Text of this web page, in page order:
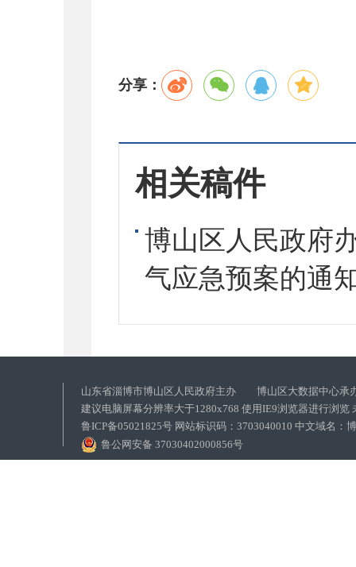
分享：
相关稿件
博山区人民政府
气应急预案的通
山东省淄博市博山区人民政府主办 博山区大数据中心承
建议电脑屏幕分辨率大于1280x768 使用IE9浏览器进行浏览
鲁ICP备05021825号 网站标识码：3703040010 中文域名：
鲁公网安备 37030402000856号